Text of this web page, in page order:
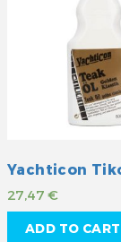
27,47€
ADD TO CART